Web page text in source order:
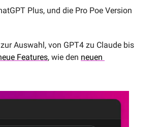
Plus, und die Pro Poe Version
Auswahl, von GPT4 zu Claude bis
Features, wie den neuen